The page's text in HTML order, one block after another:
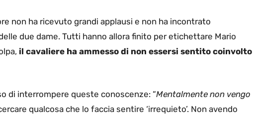
non ha ricevuto grandi applausi e non ha incontrato
due dame. Tutti hanno allora finito per etichettare Mario
il cavaliere ha ammesso di non essersi sentito coinvolto
di interrompere queste conoscenze: “Mentalmente non vengo
qualcosa che lo faccia sentire ‘irrequieto’. Non avendo